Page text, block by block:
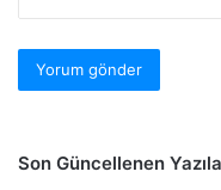
Son Güncellenen